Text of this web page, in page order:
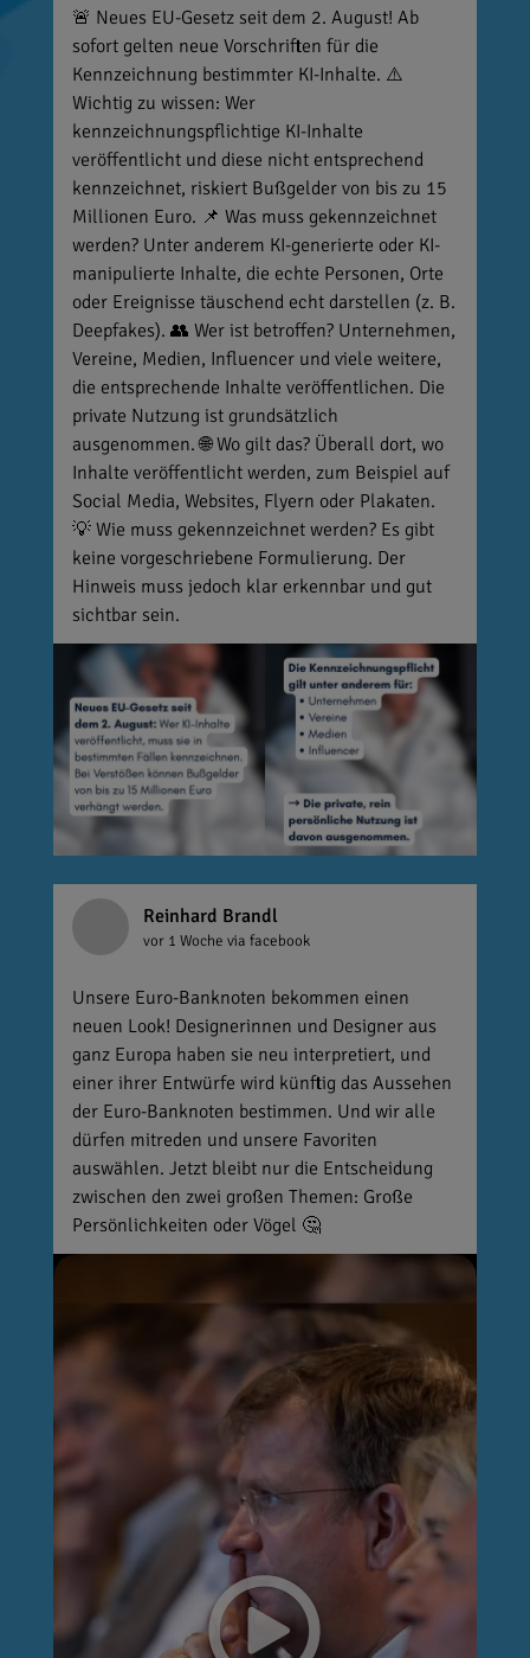
🚨 Neues EU-Gesetz seit dem 2. August! Ab
sofort gelten neue Vorschriften für die
Kennzeichnung bestimmter KI-Inhalte. ⚠️
Wichtig zu wissen: Wer
kennzeichnungspflichtige KI-Inhalte
veröffentlicht und diese nicht entsprechend
kennzeichnet, riskiert Bußgelder von bis zu 15
Millionen Euro. 📌 Was muss gekennzeichnet
werden? Unter anderem KI-generierte oder KI-
manipulierte Inhalte, die echte Personen, Orte
oder Ereignisse täuschend echt darstellen (z. B.
Deepfakes). 👥 Wer ist betroffen? Unternehmen,
Vereine, Medien, Influencer und viele weitere,
die entsprechende Inhalte veröffentlichen. Die
private Nutzung ist grundsätzlich
ausgenommen. 🌐 Wo gilt das? Überall dort, wo
Inhalte veröffentlicht werden, zum Beispiel auf
Social Media, Websites, Flyern oder Plakaten.
💡 Wie muss gekennzeichnet werden? Es gibt
keine vorgeschriebene Formulierung. Der
Hinweis muss jedoch klar erkennbar und gut
sichtbar sein.
Reinhard Brandl
vor 1 Woche via facebook
Unsere Euro-Banknoten bekommen einen
neuen Look! Designerinnen und Designer aus
ganz Europa haben sie neu interpretiert, und
einer ihrer Entwürfe wird künftig das Aussehen
der Euro-Banknoten bestimmen. Und wir alle
dürfen mitreden und unsere Favoriten
auswählen. Jetzt bleibt nur die Entscheidung
zwischen den zwei großen Themen: Große
Persönlichkeiten oder Vögel 🤔